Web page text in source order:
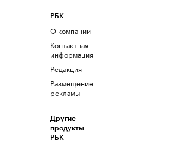
РБК
О компании
Контактная
информация
Редакция
Размещение
рекламы
Другие
продукты
РБК